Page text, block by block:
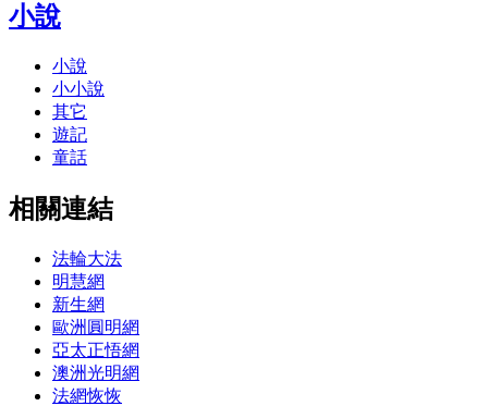
小說
小說
小小說
其它
遊記
童話
相關連結
法輪大法
明慧網
新生網
歐洲圓明網
亞太正悟網
澳洲光明網
法網恢恢